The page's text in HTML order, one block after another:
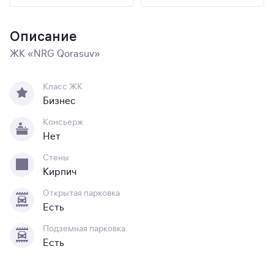
Описание
ЖК «NRG Qorasuv»
Класс ЖК
Бизнес
Консьерж
Нет
Стены
Кирпич
Открытая парковка
Есть
Подземная парковка
Есть